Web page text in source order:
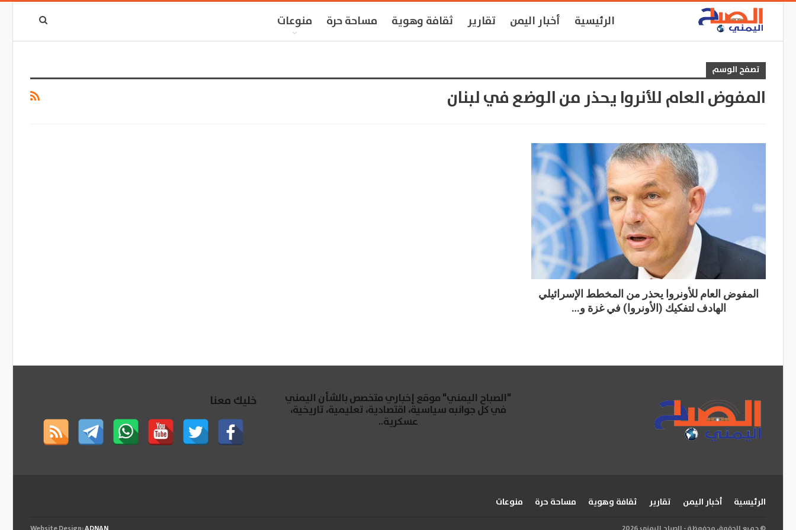
الرئيسية أخبار اليمن تقارير ثقافة وهوية مساحة حرة منوعات
تصفح الوسم
المفوض العام للأنروا يحذر من الوضع في لبنان
المفوض العام للأونروا يحذر من المخطط الإسرائيلي
الهادف لتفكيك (الأونروا) في غزة و…
"الصباح اليمني" موقع إخباري متخصص بالشأن اليمني
في كل جوانبه سياسية، اقتصادية، تعليمية، تاريخية،
عسكرية..
خليك معنا
الرئيسية أخبار اليمن تقارير ثقافة وهوية مساحة حرة منوعات